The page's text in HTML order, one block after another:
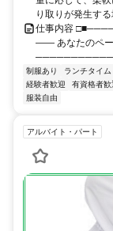
り取りが発生する
仕事内容
―― あなたのペー
制服あり ランチタイム
経験者歓迎
有資格者歓
服装自由
アルバイト・パート